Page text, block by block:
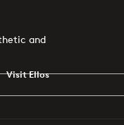
and
Visit Ellos